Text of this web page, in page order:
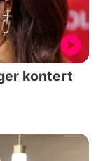
kontert